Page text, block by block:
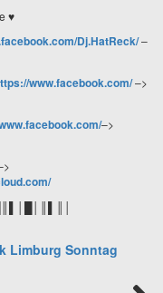
♥
Dj.HatReck/–
www.facebook.com/–>
–>
Limburg Sonntag